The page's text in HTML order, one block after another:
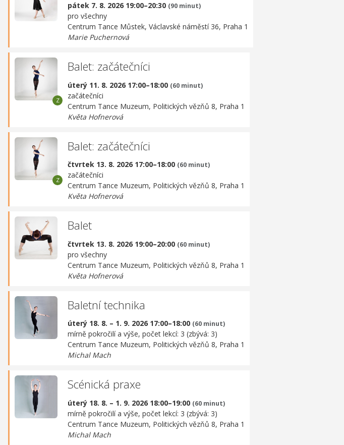
pátek 7. 8. 2026 19:00–20:30 (90 minut)
pro všechny
Centrum Tance Můstek, Václavské náměstí 36, Praha 1
Marie Puchernová
Balet: začátečníci
úterý 11. 8. 2026 17:00–18:00 (60 minut)
začátečníci
Centrum Tance Muzeum, Politických vězňů 8, Praha 1
Květa Hofnerová
Balet: začátečníci
čtvrtek 13. 8. 2026 17:00–18:00 (60 minut)
začátečníci
Centrum Tance Muzeum, Politických vězňů 8, Praha 1
Květa Hofnerová
Balet
čtvrtek 13. 8. 2026 19:00–20:00 (60 minut)
pro všechny
Centrum Tance Muzeum, Politických vězňů 8, Praha 1
Květa Hofnerová
Baletní technika
úterý 18. 8. – 1. 9. 2026 17:00–18:00 (60 minut)
mírně pokročilí a výše, počet lekcí: 3 (zbývá: 3)
Centrum Tance Muzeum, Politických vězňů 8, Praha 1
Michal Mach
Scénická praxe
úterý 18. 8. – 1. 9. 2026 18:00–19:00 (60 minut)
mírně pokročilí a výše, počet lekcí: 3 (zbývá: 3)
Centrum Tance Muzeum, Politických vězňů 8, Praha 1
Michal Mach